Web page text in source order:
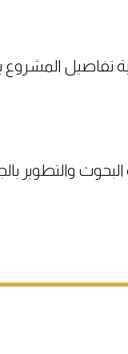
تفاصيل
والتطوير